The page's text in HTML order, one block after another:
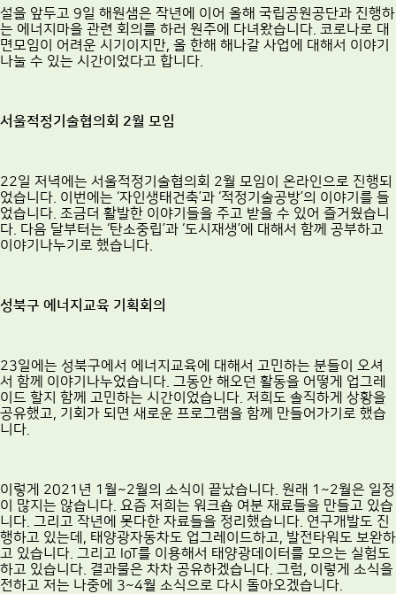
설을 앞두고 9일 해원샘은 작년에 이어 올해 국립공원공단과 진행하
는 에너지마을 관련 회의를 하러 원주에 다녀왔습니다. 코로나로 대
면모임이 어려운 시기이지만, 올 한해 해나갈 사업에 대해서 이야기
나눌 수 있는 시간이었다고 합니다.
서울적정기술협의회 2월 모임
22일 저녁에는 서울적정기술협의회 2월 모임이 온라인으로 진행되
었습니다. 이번에는 ‘자인생태건축’과 ‘적정기술공방’의 이야기를 들
었습니다. 조금더 활발한 이야기들을 주고 받을 수 있어 즐거웠습니
다. 다음 달부터는 ‘탄소중립’과 ‘도시재생’에 대해서 함께 공부하고
이야기나누기로 했습니다.
성북구 에너지교육 기획회의
23일에는 성북구에서 에너지교육에 대해서 고민하는 분들이 오셔
서 함께 이야기나누었습니다. 그동안 해오던 활동을 어떻게 업그레
이드 할지 함께 고민하는 시간이었습니다. 저희도 솔직하게 상황을
공유했고, 기회가 되면 새로운 프로그램을 함께 만들어가기로 했습
니다.
이렇게 2021년 1월~2월의 소식이 끝났습니다. 원래 1~2월은 일정
이 많지는 않습니다. 요즘 저희는 워크숍 여분 재료들을 만들고 있습
니다. 그리고 작년에 못다한 자료들을 정리했습니다. 연구개발도 진
행하고 있는데, 태양광자동차도 업그레이드하고, 발전타워도 보완하
고 있습니다. 그리고 IoT를 이용해서 태양광데이터를 모으는 실험도
하고 있습니다. 결과물은 차차 공유하겠습니다. 그럼, 이렇게 소식을
전하고 저는 나중에 3~4월 소식으로 다시 돌아오겠습니다.